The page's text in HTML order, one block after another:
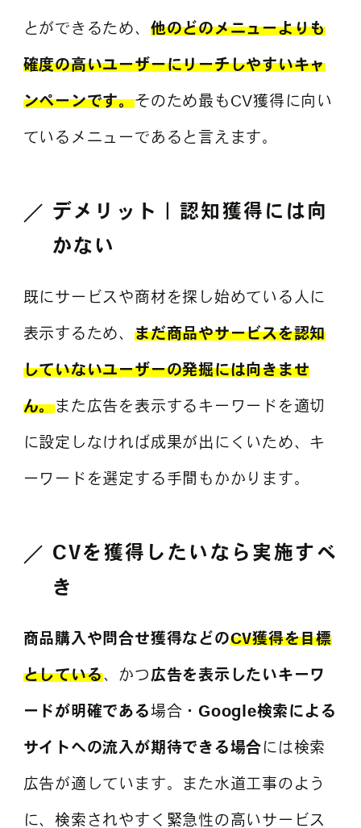
とができるため、 他のどのメニューよりも
確度の高いユーザーにリーチしやすいキャ
ンペーンです。そのため最もCV獲得に向い
ているメニューであると言えます。
デメリット｜認知獲得には向
かない
既にサービスや商材を探し始めている人に
表示するため、まだ商品やサービスを認知
していないユーザーの発掘には向きませ
ん。また広告を表示するキーワードを適切
に設定しなければ成果が出にくいため、キ
ーワードを選定する手間もかかります。
CVを 獲得したいなら実施すべ
き
商品購入や問合せ獲得などのCV獲得を目標
としている、かつ 広告を表示したいキーワ
ードが明確である場合・ Google検索による
サイトへの流入が期待できる場合 には検索
広告が適しています。また水道工事のよう
に、検索されやすく緊急性の高いサービス